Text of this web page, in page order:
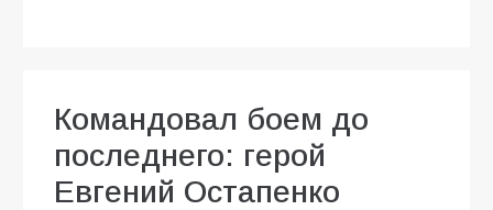
Командовал боем до
последнего: герой
Евгений Остапенко